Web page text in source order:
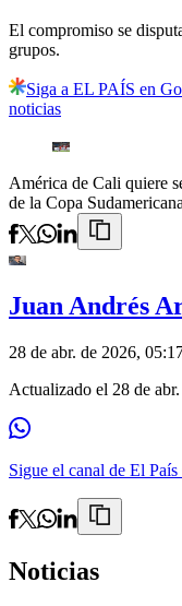
El compromiso se
grupos.
Siga a EL PAÍS en
noticias
América de Cali quiere
de la Copa
Juan Andrés
28 de abr. de 2026,
Actualizado el 28 de
Sigue el canal de El
Noticias